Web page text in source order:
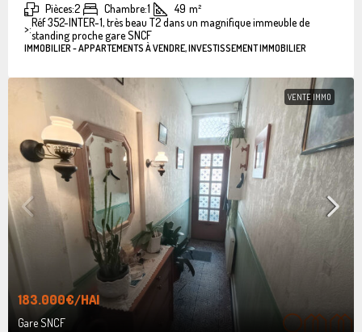
Pièces:2 Chambre:1 49 m²
>:Réf 352-INTER-1, très beau T2 dans un magnifique immeuble de
standing proche gare SNCF
IMMOBILIER - APPARTEMENTS À VENDRE, INVESTISSEMENT IMMOBILIER
VENTE IMMO
183.000€/HAI
Gare SNCF